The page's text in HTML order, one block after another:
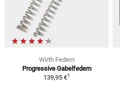
Wirth Federn
Progressive Gabelfedern
139,95 €1